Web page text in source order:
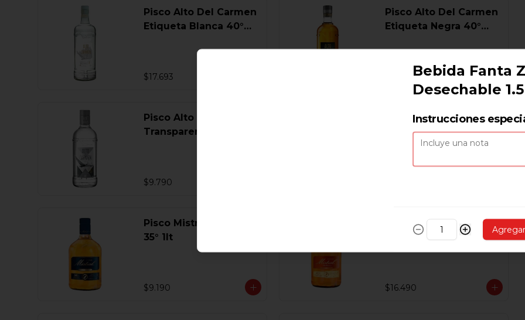
Pisco Alto Del Carmen
Etiqueta Blanca 40°
$17.693
Pisco Alto Del Carmen
Etiqueta Negra 40°
$17.440
Pisco Alto Del Carmen
Transparente 40° 750
$9.790
Pisco Campanario
Sour 16 Gl. 700 Ml.
Pisco Mistral Especial
35° 1lt
$9.190
Pisco Mistral Nobel
Añejado En Roble
Clasico 40 Gl.750 Ml.
$16.490
Bebida Fanta
Desechable
Instrucciones
Agregar